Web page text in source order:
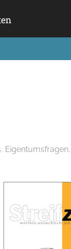
, Eigentumsfragen,